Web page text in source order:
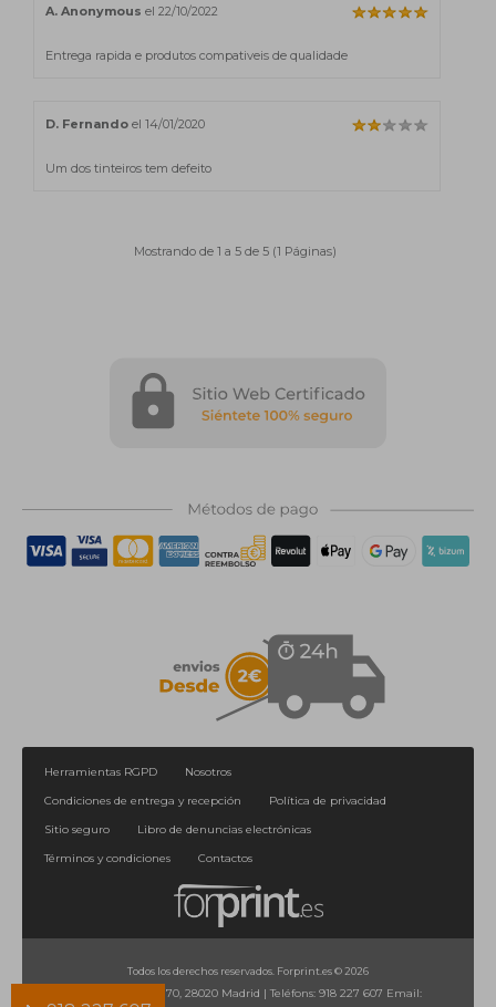
A. Anonymous el 22/10/2022
Entrega rapida e produtos compativeis de qualidade
D. Fernando el 14/01/2020
Um dos tinteiros tem defeito
Mostrando de 1 a 5 de 5 (1 Páginas)
Herramientas RGPD
Nosotros
Condiciones de entrega y recepción
Política de privacidad
Sitio seguro
Libro de denuncias electrónicas
Términos y condiciones
Contactos
Todos los derechos reservados. Forprint.es © 2026
Calle de Orense, 70, 28020 Madrid | Teléfons: 918 227 607 Email: